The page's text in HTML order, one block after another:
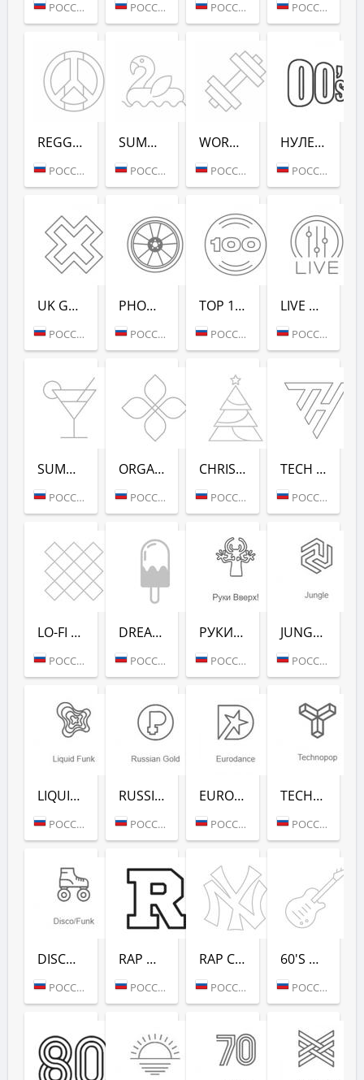
РОССИЯ (МОСКВА) РОССИЯ (МОСКВА) РОССИЯ (МОСКВА) РОССИЯ (МОСКВА)
REGGAE - РАДИО РЕКОРД
РОССИЯ (МОСКВА)
SUMMER LOUNGE - РАДИО РЕКОРД
РОССИЯ (МОСКВА)
WORKOUT - РАДИО РЕКОРД
РОССИЯ (МОСКВА)
НУЛЕВЫХ (РАДИО РЕКОРД)
РОССИЯ (САНКТ-ПЕТЕРБУРГ)
UK GARAGE (РАДИО РЕКОРД)
РОССИЯ (МОСКВА)
PHONK (РАДИО РЕКОРД)
РОССИЯ (МОСКВА)
TOP 100 EDM (РАДИО РЕКОРД)
РОССИЯ (МОСКВА)
LIVE DJ-SETS (РАДИО РЕКОРД)
РОССИЯ (МОСКВА)
SUMMER DANCE (РАДИО РЕКОРД)
РОССИЯ (МОСКВА)
ORGANIC (РАДИО РЕКОРД)
РОССИЯ (МОСКВА)
CHRISTMAS (РАДИО РЕКОРД)
РОССИЯ (МОСКВА)
TECH HOUSE (РАДИО РЕКОРД)
РОССИЯ (МОСКВА)
LO-FI (РАДИО РЕКОРД)
РОССИЯ (МОСКВА)
DREAM POP (РАДИО РЕКОРД)
РОССИЯ (МОСКВА)
РУКИ ВВЕРХ! (РАДИО РЕКОРД)
РОССИЯ (МОСКВА)
JUNGLE (РАДИО РЕКОРД)
РОССИЯ (МОСКВА)
LIQUID FUNK (РАДИО РЕКОРД)
РОССИЯ (МОСКВА)
RUSSIAN GOLD (РАДИО РЕКОРД)
РОССИЯ (МОСКВА)
EURODANCE (РАДИО РЕКОРД)
РОССИЯ (МОСКВА)
TECHNOPOP (РАДИО РЕКОРД)
РОССИЯ (МОСКВА)
DISCO/FUNK (РАДИО РЕКОРД)
РОССИЯ (МОСКВА)
RAP HITS (РАДИО РЕКОРД)
РОССИЯ (МОСКВА)
RAP CLASSICS (РАДИО РЕКОРД)
РОССИЯ (МОСКВА)
60'S DANCE (РАДИО РЕКОРД)
РОССИЯ (МОСКВА)